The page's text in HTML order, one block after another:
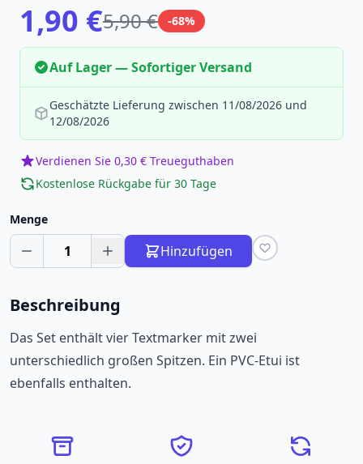
1,90 €5,90 € -68%
Auf Lager — Sofortiger Versand
Geschätzte Lieferung zwischen 11/08/2026 und
12/08/2026
Verdienen Sie 0,30 € Treueguthaben
Kostenlose Rückgabe für 30 Tage
Menge
1 Hinzufügen
Beschreibung
Das Set enthält vier Textmarker mit zwei
unterschiedlich großen Spitzen. Ein PVC-Etui ist
ebenfalls enthalten.